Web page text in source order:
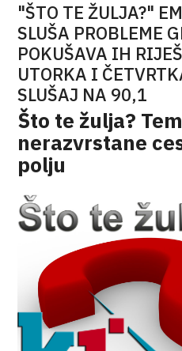
"ŠTO TE ŽULJA?"
SLUŠA PROBLEME
POKUŠAVA IH
UTORKA I
SLUŠAJ NA 90,1
Što te žulja?
nerazvrstane
polju